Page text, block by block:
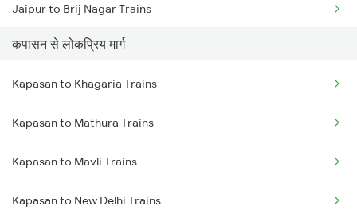
Kapasan to Kota Trains
Kapasan to Mathura Trains
Jaipur to Brij Nagar Trains
Jaipur to Unnao Trains
Jaipur to Phagwara Trains
Jaipur to Bhatni Trains
Jaipur to Malia Trains
Jaipur to Asalpur Trains
कपासन से लोकप्रिय मार्ग
Kapasan to Khagaria Trains
Kapasan to Mathura Trains
Kapasan to Mavli Trains
Kapasan to New Delhi Trains